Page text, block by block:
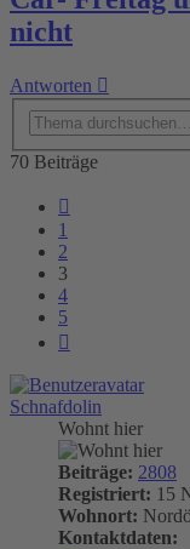
nicht
Antworten
70 Beiträge
1
2
3
4
5
Schnafdolin
Wohnt hier
Beiträge: 2808
Registriert: 15
Wohnort:
Kontaktdaten: